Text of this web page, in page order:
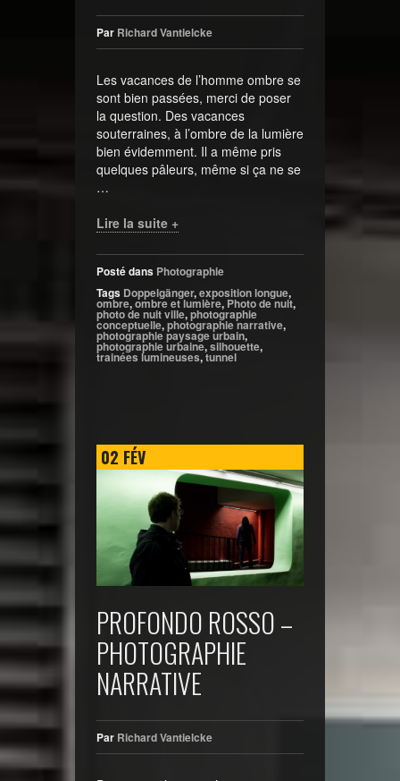
Par Richard Vantielcke
Les vacances de l’homme ombre se
sont bien passées, merci de poser
la question. Des vacances
souterraines, à l’ombre de la lumière
bien évidemment. Il a même pris
quelques pâleurs, même si ça ne se
…
Lire la suite +
Posté dans Photographie
Tags Doppelgänger,exposition longue,
ombre,ombre et lumière, Photo de nuit,
photo de nuit ville,photographie
conceptuelle,photographie narrative,
photographie paysage urbain,
photographie urbaine,silhouette,
trainées lumineuses,tunnel
02 FÉV
PROFONDO ROSSO –
PHOTOGRAPHIE
NARRATIVE
Par Richard Vantielcke